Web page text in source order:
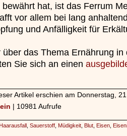
hat, ist das Ferrum
vor allem bei lang
und Anfälligkeit für
das Thema Ernährung in
Sie sich an einen
Artikel erschien am Donnerstag,
| 10981 Aufrufe
Sauerstoff Müdigkeit Blut Eisen